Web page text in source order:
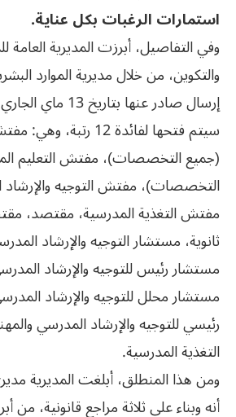
استمارات الرغبات بكل عناية.
وفي التفاصيل، أبرزت المديرية العامة
والتكوين، من خلال مديرية الموارد
إرسال صادر عنها
سيتم فتحها لفائدة 12
(جميع التخصصات)، مفتش التعليم
التخصصات)، مفتش التوجيه والإرشاد
مفتش التغذية المدرسية، مقتصد،
ثانوية، مستشار التوجيه والإرشاد
مستشار رئيس للتوجيه والإرشاد
مستشار محلل للتوجيه والإرشاد
رئيسي للتوجيه والإرشاد المدرسي
التغذية المدرسية.
ومن هذا المنطلق، أبلغت المديرية